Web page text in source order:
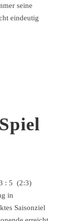
seine
eindeutig
: 5 (2:3)
in
Saisonziel